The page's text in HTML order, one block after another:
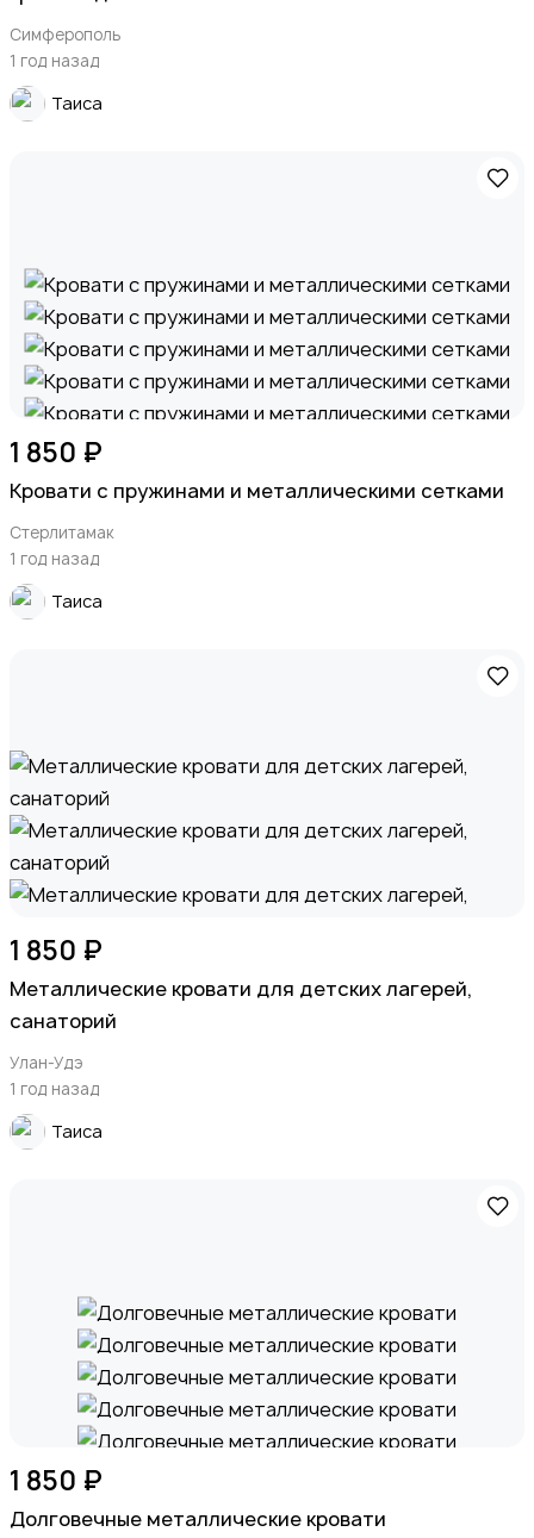
Симферополь
1 год назад
Таиса
1 850 ₽
Кровати с пружинами и металлическими сетками
Стерлитамак
1 год назад
Таиса
1 850 ₽
Металлические кровати для детских лагерей,
санаторий
Улан-Удэ
1 год назад
Таиса
1 850 ₽
Долговечные металлические кровати